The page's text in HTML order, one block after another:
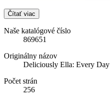
Čítať viac
Naše katalógové číslo
869651
Originálny názov
Deliciously Ella: Every Day
Počet strán
256